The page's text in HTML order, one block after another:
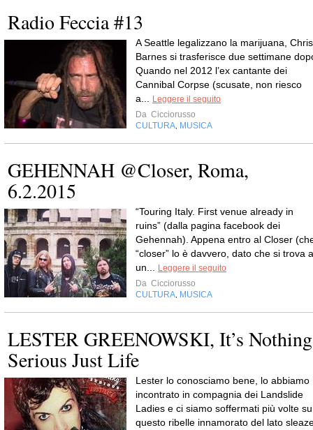
Radio Feccia #13
A Seattle legalizzano la marijuana, Chris
Barnes si trasferisce due settimane
Quando nel 2012 l’ex cantante dei
Cannibal Corpse (scusate, non riesco
a...
Leggere il seguito
Da Cicciorusso
CULTURA MUSICA
GEHENNAH @Closer, Roma,
6.2.2015
“Touring Italy. First venue already in
ruins” (dalla pagina facebook dei
Gehennah). Appena entro al Closer
“closer” lo è davvero, dato che si trova a
un...
Leggere il seguito
Da Cicciorusso
CULTURA MUSICA
LESTER GREENOWSKI, It’s Nothing
Serious Just Life
Lester lo conosciamo bene, lo abbiamo
incontrato in compagnia dei Landslide
Ladies e ci siamo soffermati più volte su
questo ribelle innamorato del lato